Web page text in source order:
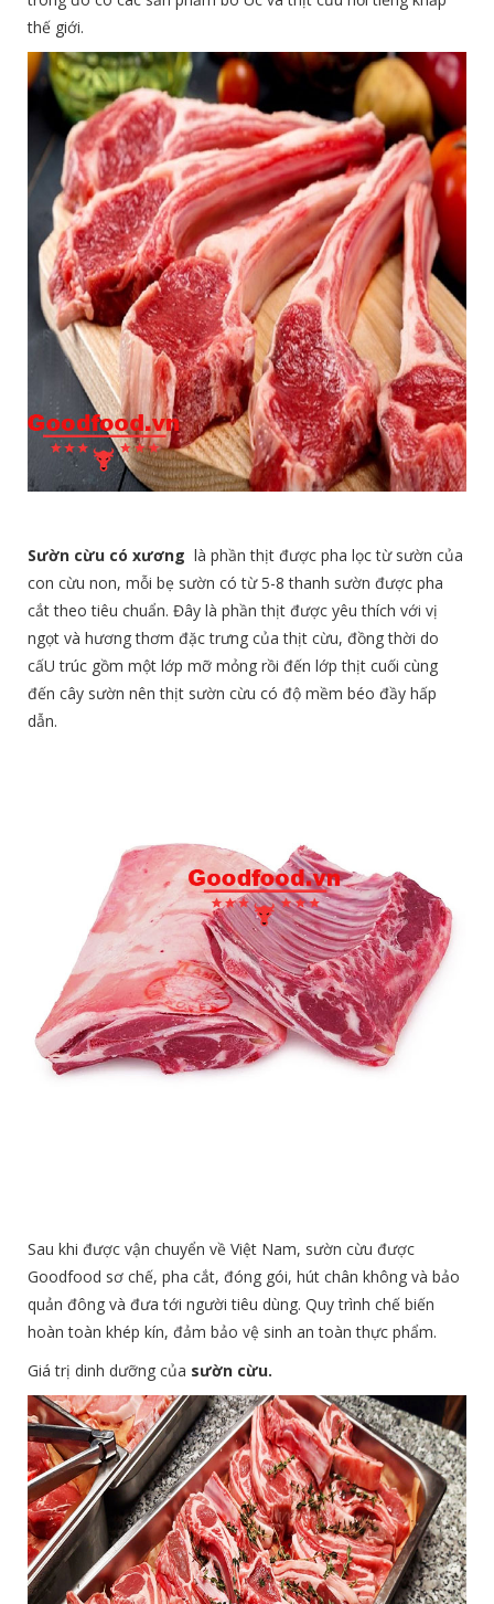
thế giới.
Sườn cừu có xương là phần thịt được pha lọc từ sườn của
con cừu non, mỗi bẹ sườn có từ 5-8 thanh sườn được pha
cắt theo tiêu chuẩn. Đây là phần thịt được yêu thích với vị
ngọt và hương thơm đặc trưng của thịt cừu, đồng thời do
cấU trúc gồm một lớp mỡ mỏng rồi đến lớp thịt cuối cùng
đến cây sườn nên thịt sườn cừu có độ mềm béo đầy hấp
dẫn.
Sau khi được vận chuyển về Việt Nam, sườn cừu được
Goodfood sơ chế, pha cắt, đóng gói, hút chân không và bảo
quản đông và đưa tới người tiêu dùng. Quy trình chế biến
hoàn toàn khép kín, đảm bảo vệ sinh an toàn thực phẩm.
Giá trị dinh dưỡng của sườn cừu.